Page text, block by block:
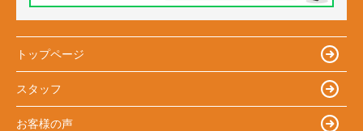
トップページ
スタッフ
お客様の声